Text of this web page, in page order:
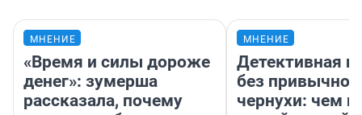
МНЕНИЕ
«Время и силы дороже
денег»: зумерша
рассказала, почему
МНЕНИЕ
Детективная
без привычной
чернухи: чем